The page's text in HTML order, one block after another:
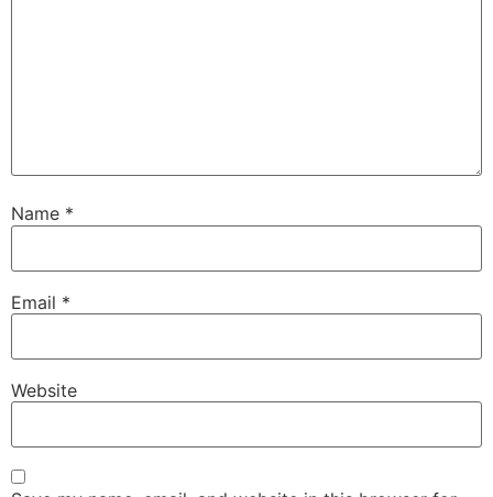
Name *
Email *
Website